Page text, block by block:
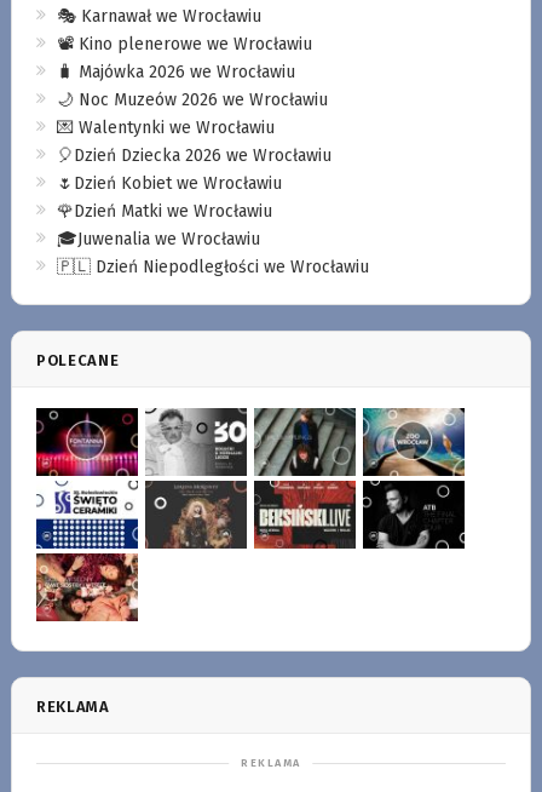
🎭 Karnawał we Wrocławiu
📽️ Kino plenerowe we Wrocławiu
🧳 Majówka 2026 we Wrocławiu
🌙 Noc Muzeów 2026 we Wrocławiu
💌 Walentynki we Wrocławiu
🎈Dzień Dziecka 2026 we Wrocławiu
🌷Dzień Kobiet we Wrocławiu
🌹Dzień Matki we Wrocławiu
🎓Juwenalia we Wrocławiu
🇵🇱 Dzień Niepodległości we Wrocławiu
POLECANE
REKLAMA